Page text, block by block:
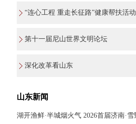
“连心工程 重走长征路”健康帮扶活动
第十一届尼山世界文明论坛
深化改革看山东
山东新闻